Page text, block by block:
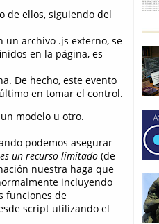
de ellos, siguiendo del
archivo .js externo, se
en la página, es
De hecho, este evento
en tomar el control.
modelo u otro.
podemos asegurar
un recurso limitado(de
nuestra haga que
incluyendo
funciones de
script utilizando el